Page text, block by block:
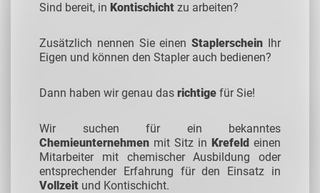
Sind bereit, in Kontischicht zu arbeiten?
Zusätzlich nennen Sie einenStaplerschein Ihr
Eigen und können den Stapler auch bedienen?
Dann haben wir genau das richtige für Sie!
Wir suchen für ein bekanntes
Chemieunternehmen mit Sitz in Krefeld einen
Mitarbeiter mit chemischer Ausbildung oder
entsprechender Erfahrung für den Einsatz in
Vollzeit und Kontischicht.